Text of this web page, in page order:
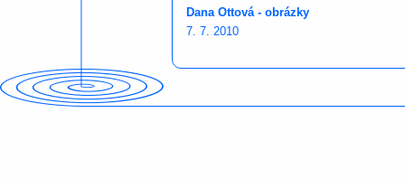
Dana Ottová - obrázky
7. 7. 2010